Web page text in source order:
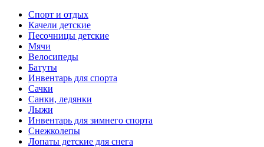
Спорт и отдых
Качели детские
Песочницы детские
Мячи
Велосипеды
Батуты
Инвентарь для спорта
Сачки
Санки, ледянки
Лыжи
Инвентарь для зимнего спорта
Снежколепы
Лопаты детские для снега